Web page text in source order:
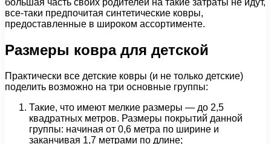
большая часть своих родителей на такие затраты не идут,
все-таки предпочитая синтетические ковры,
предоставленные в широком ассортименте.
Размеры ковра для детской
Практически все детские ковры (и не только детские)
поделить возможно на три основные группы:
Такие, что имеют мелкие размеры — до 2,5
квадратных метров. Размеры покрытий данной
группы: начиная от 0,6 метра по ширине и
заканчивая 1,7 метрами по длине;